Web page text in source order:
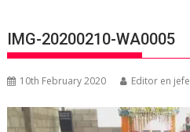
IMG-20200210-WA0005
10th February 2020 Editor en jefe